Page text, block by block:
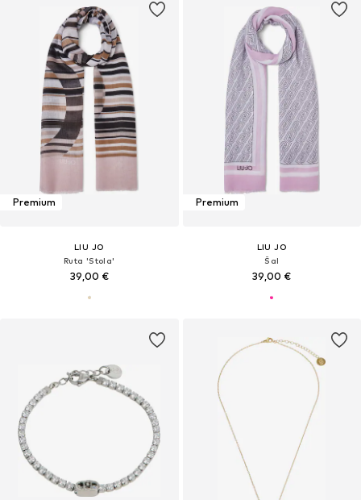
Premium
LIU JO
Ruta 'Stola'
39,00 €
Premium
LIU JO
Šal
39,00 €